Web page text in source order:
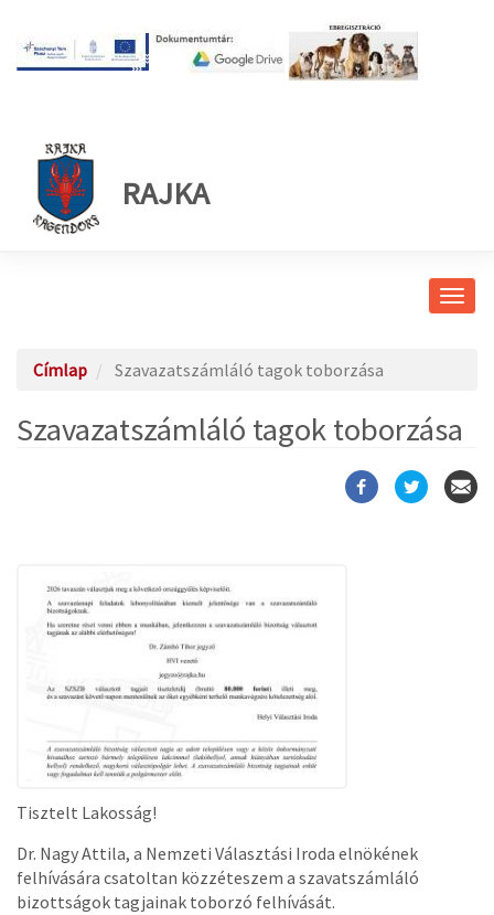
RAJKA
Címlap Szavazatszámláló tagok toborzása
Szavazatszámláló tagok toborzása
Tisztelt Lakosság!
Dr. Nagy Attila, a Nemzeti Választási Iroda elnökének
felhívására csatoltan közzéteszem a szavatszámláló
bizottságok tagjainak toborzó felhívását.